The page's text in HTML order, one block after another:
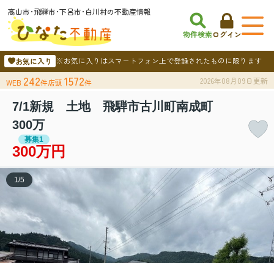
高山市･飛騨市･下呂市･白川村の不動産情報
物件検索ログイン
お気に入り ※お気に入りはスマートフォン上で登録されたものに限ります
WEB 242件店頭 1572件 2026年08月09日更新
7/1新規 土地 飛騨市古川町南成町
300万
募集1
300万円
1/5